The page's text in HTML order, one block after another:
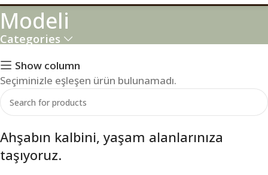
Modeli
Categories
Show column
Seçiminizle eşleşen ürün bulunamadı.
Ahşabın kalbini, yaşam alanlarınıza
taşıyoruz.